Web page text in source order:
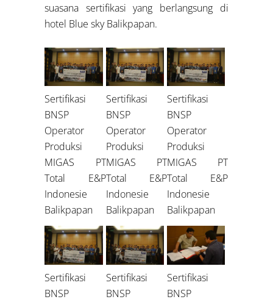
suasana sertifikasi yang berlangsung di
hotel Blue sky Balikpapan.
Sertifikasi
BNSP
Operator
Produksi
MIGAS PT
Total E&P
Indonesie
Balikpapan
Sertifikasi
BNSP
Operator
Produksi
MIGAS PT
Total E&P
Indonesie
Balikpapan
Sertifikasi
BNSP
Operator
Produksi
MIGAS PT
Total E&P
Indonesie
Balikpapan
Sertifikasi
BNSP
Sertifikasi
BNSP
Sertifikasi
BNSP